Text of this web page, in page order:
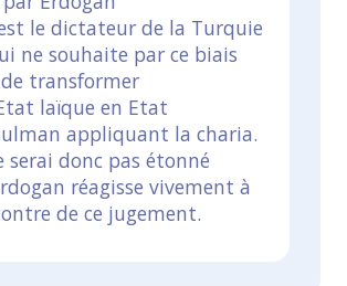
le dictateur de la Turquie
ne souhaite par ce biais
transformer
laïque en Etat
appliquant la charia.
serai donc pas étonné
réagisse vivement à
de ce jugement.